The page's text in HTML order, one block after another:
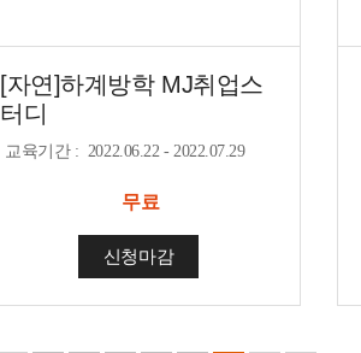
[자연]하계방학 MJ취업스
터디
교육기간: 2022.06.22 - 2022.07.29
무료
신청마감